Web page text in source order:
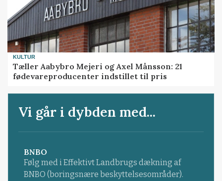
KULTUR
Tæller Aabybro Mejeri og Axel Månsson: 21
fødevareproducenter indstillet til pris
Vi går i dybden med...
BNBO
Følg med i Effektivt Landbrugs dækning af
BNBO (boringsnære beskyttelsesområder).